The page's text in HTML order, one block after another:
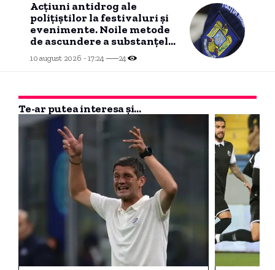
Acțiuni antidrog ale
polițiștilor la festivaluri și
evenimente. Noile metode
de ascundere a substanțelor
interzise.
10 august 2026 - 17:24 24
Te-ar putea interesa și...